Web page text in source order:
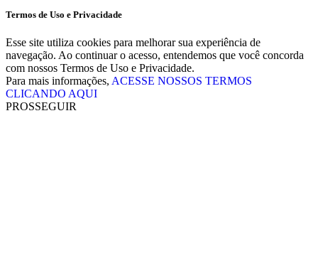
Termos de Uso e Privacidade
Esse site utiliza cookies para melhorar sua experiência de
navegação. Ao continuar o acesso, entendemos que você concorda
com nossos Termos de Uso e Privacidade.
Para mais informações, ACESSE NOSSOS TERMOS
CLICANDO AQUI
PROSSEGUIR